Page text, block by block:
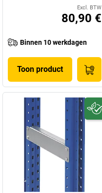
Excl. BTW
80,90 €
Binnen 10 werkdagen
Toon product